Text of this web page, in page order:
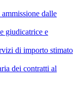
dalle
giudicatrice e
di importo stimato
dei contratti al